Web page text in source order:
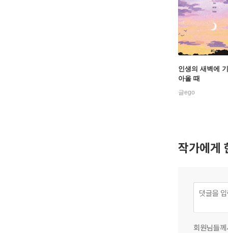
인생의 새벽에
아올 때
글ego
작가에게
회원님들